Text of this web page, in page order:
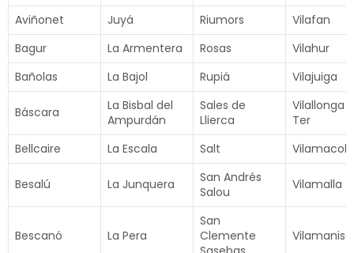
Aviñonet Juyá Riumors
Vilafan
Bagur
La Armentera Rosas
Vilahur
Bañolas
La Bajol Rupiá Vilajuiga
Báscara
La Bisbal del
Ampurdán
Sales de
Llierca
Vilallonga
Ter
Bellcaire
La Escala Salt
Besalú La Junquera
San Andrés
Salou
Vilamalla
Bescanó La Pera
San
Clemente